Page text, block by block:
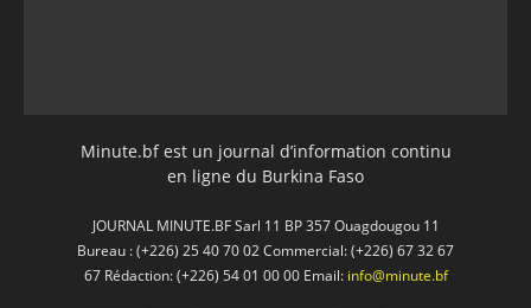
Minute.bf est un journal d’information continu
en ligne du Burkina Faso
JOURNAL MINUTE.BF Sarl 11 BP 357 Ouagdougou 11
Bureau : (+226) 25 40 70 02 Commercial: (+226) 67 32 67
67 Rédaction: (+226) 54 01 00 00 Email: info@minute.bf